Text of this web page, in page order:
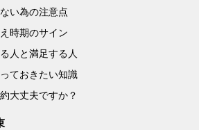
年9月
年8月
年7月
い為の注意点
時期のサイン
人と満足する人
ておきたい知識
大丈夫ですか？